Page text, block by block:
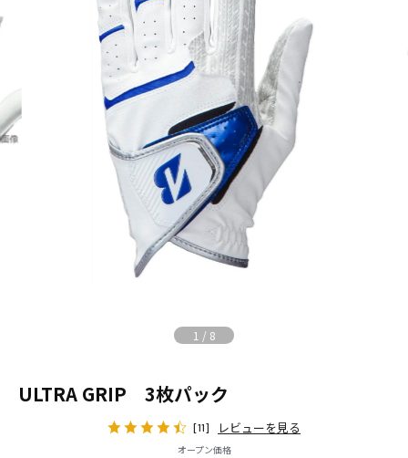
1 / 8
ULTRA GRIP 3枚パック
[11] レビューを見る
オープン価格